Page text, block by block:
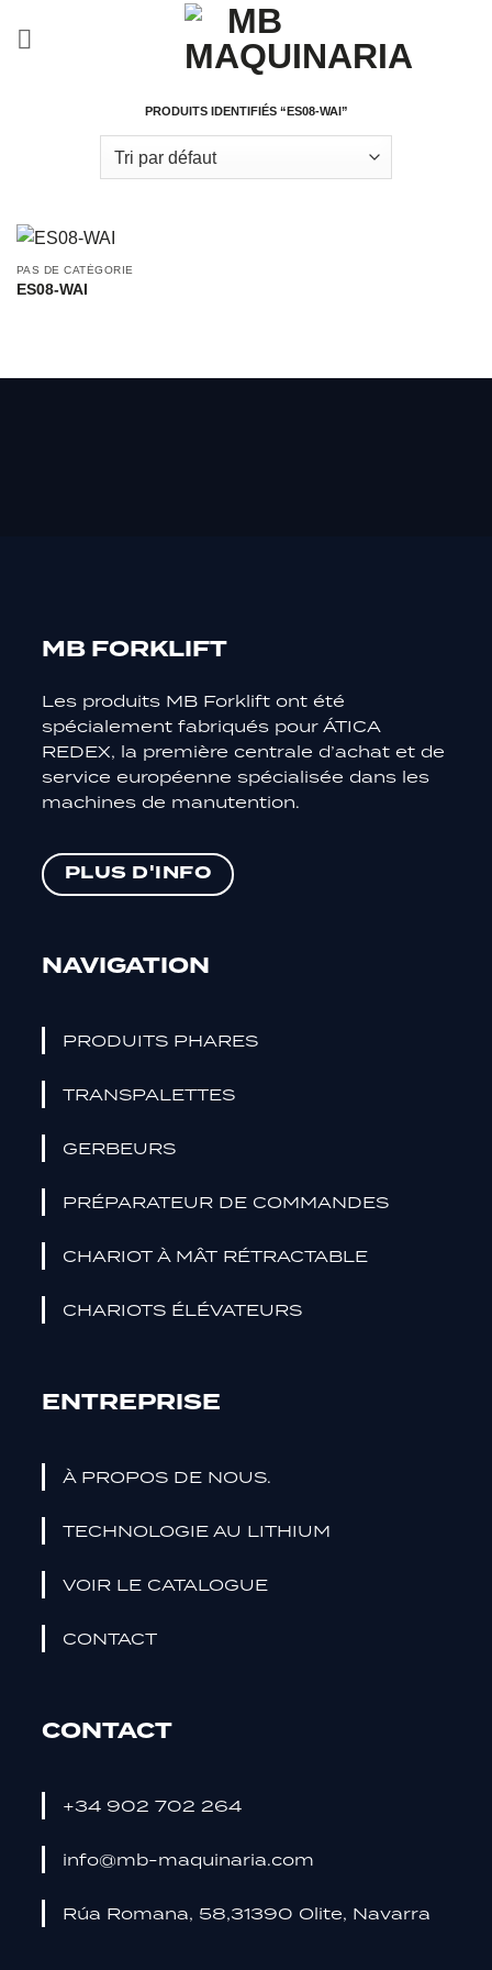
PRODUITS IDENTIFIÉS “ES08-WAI”
PAS DE CATÉGORIE
ES08-WAI
MB FORKLIFT
Les produits MB Forklift ont été
spécialement fabriqués pour ÁTICA
REDEX, la première centrale d’achat et de
service européenne spécialisée dans les
machines de manutention.
PLUS D'INFO
NAVIGATION
PRODUITS PHARES
TRANSPALETTES
GERBEURS
PRÉPARATEUR DE COMMANDES
CHARIOT À MÂT RÉTRACTABLE
CHARIOTS ÉLÉVATEURS
ENTREPRISE
À PROPOS DE NOUS.
TECHNOLOGIE AU LITHIUM
VOIR LE CATALOGUE
CONTACT
CONTACT
+34 902 702 264
info@mb-maquinaria.com
Rúa Romana, 58,31390 Olite, Navarra
Requis
sont pas
Ils sont
nécessaires
pour que le
site web
fonctionne.
Statistiques
nous
améliorer la
structure du
site web, en
la façon dont
il est utilisé.
Expérience
Pour que
notre site web
fonctionne
pendant votre
cookies,
fonctionnalités
supprimées